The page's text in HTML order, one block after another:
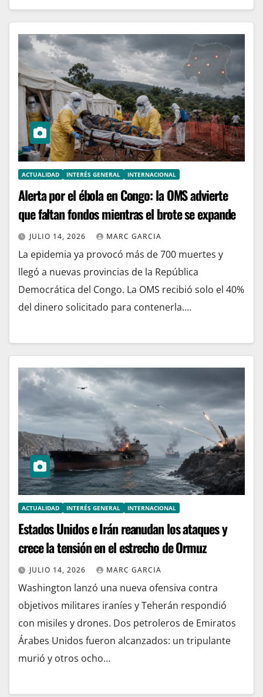
ACTUALIDAD INTERÉS GENERAL INTERNACIONAL
Alerta por el ébola en Congo: la OMS advierte
que faltan fondos mientras el brote se expande
JULIO 14, 2026 MARC GARCIA
La epidemia ya provocó más de 700 muertes y
llegó a nuevas provincias de la República
Democrática del Congo. La OMS recibió solo el 40%
del dinero solicitado para contenerla.…
ACTUALIDAD INTERÉS GENERAL INTERNACIONAL
Estados Unidos e Irán reanudan los ataques y
crece la tensión en el estrecho de Ormuz
JULIO 14, 2026 MARC GARCIA
Washington lanzó una nueva ofensiva contra
objetivos militares iraníes y Teherán respondió
con misiles y drones. Dos petroleros de Emiratos
Árabes Unidos fueron alcanzados: un tripulante
murió y otros ocho…